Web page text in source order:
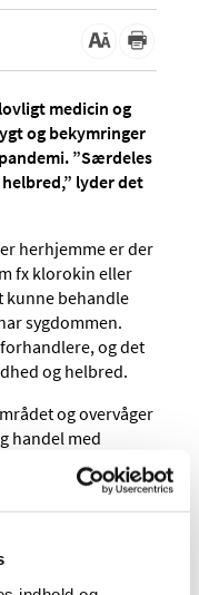
medicin og
og bekymringer
”Særdeles
lyder det
herhjemme er der
fx klorokin eller
kunne behandle
sygdommen.
og det
og helbred.
og overvåger
handel med
vi befinder os i.